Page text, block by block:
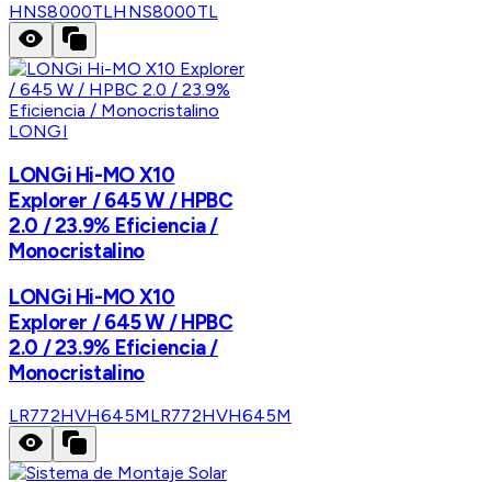
HNS8000TLHNS8000TL
LONGI
LONGi Hi-MO X10
Explorer / 645 W / HPBC
2.0 / 23.9% Eficiencia /
Monocristalino
LONGi Hi-MO X10
Explorer / 645 W / HPBC
2.0 / 23.9% Eficiencia /
Monocristalino
LR772HVH645MLR772HVH645M